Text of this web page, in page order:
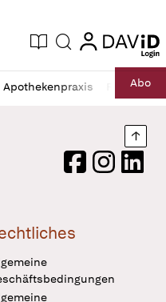
Aktuelle Ausgabe
Suche login
login
Apothekenpraxis RechtAbo
FacebookInstagram